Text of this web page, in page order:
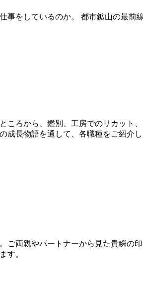
都市鉱山の最前
ころから、鑑別、工房でのリカット
成長物語を通して、各職種をご紹介し
ご両親やパートナーから見た貴瞬の
す。